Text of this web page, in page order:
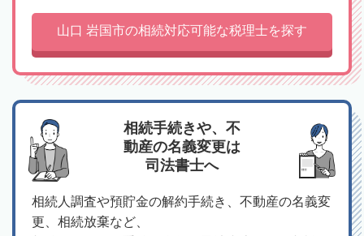
山口 岩国市の相続対応可能な税理士を探す
相続手続きや、不
動産の名義変更は
司法書士へ
相続人調査や預貯金の解約手続き、不動産の名義変
更、相続放棄など、